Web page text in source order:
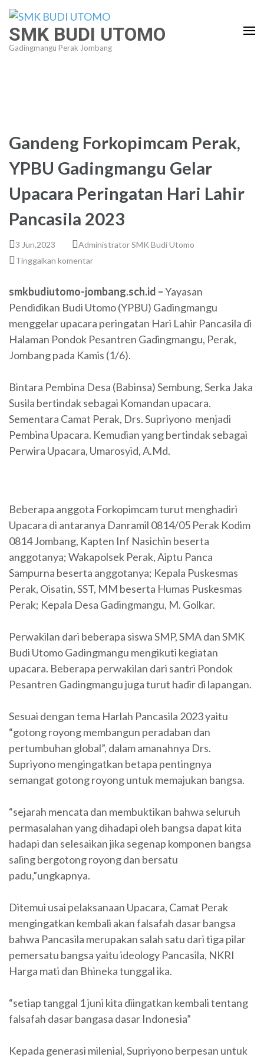
Lompat
konten
(Tekan
SMK BUDI UTOMO
Gadingmangu Perak Jombang
Gandeng Forkopimcam Perak,
YPBU Gadingmangu Gelar
Upacara Peringatan Hari Lahir
Pancasila 2023
3 Jun,2023
Administrator SMK Budi Utomo
Tinggalkan komentar
smkbudiutomo-jombang.sch.id –Yayasan
Pendidikan Budi Utomo (YPBU) Gadingmangu
menggelar upacara peringatan Hari Lahir Pancasila di
Halaman Pondok Pesantren Gadingmangu, Perak,
Jombang pada Kamis (1/6).
Bintara Pembina Desa (Babinsa) Sembung, Serka Jaka
Susila bertindak sebagai Komandan upacara.
Sementara Camat Perak, Drs. Supriyono menjadi
Pembina Upacara. Kemudian yang bertindak sebagai
Perwira Upacara, Umarosyid, A.Md.
Beberapa anggota Forkopimcam turut menghadiri
Upacara di antaranya Danramil 0814/05 Perak Kodim
0814 Jombang, Kapten Inf Nasichin beserta
anggotanya; Wakapolsek Perak, Aiptu Panca
Sampurna beserta anggotanya; Kepala Puskesmas
Perak, Oisatin, SST, MM beserta Humas Puskesmas
Perak; Kepala Desa Gadingmangu, M. Golkar.
Perwakilan dari beberapa siswa SMP, SMA dan SMK
Budi Utomo Gadingmangu mengikuti kegiatan
upacara. Beberapa perwakilan dari santri Pondok
Pesantren Gadingmangu juga turut hadir di lapangan.
Sesuai dengan tema Harlah Pancasila 2023 yaitu
“gotong royong membangun peradaban dan
pertumbuhan global”, dalam amanahnya Drs.
Supriyono mengingatkan betapa pentingnya
semangat gotong royong untuk memajukan bangsa.
“sejarah mencata dan membuktikan bahwa seluruh
permasalahan yang dihadapi oleh bangsa dapat kita
hadapi dan selesaikan jika segenap komponen bangsa
saling bergotong royong dan bersatu
padu,”ungkapnya.
Ditemui usai pelaksanaan Upacara, Camat Perak
mengingatkan kembali akan falsafah dasar bangsa
bahwa Pancasila merupakan salah satu dari tiga pilar
pemersatu bangsa yaitu ideology Pancasila, NKRI
Harga mati dan Bhineka tunggal ika.
“setiap tanggal 1 juni kita diingatkan kembali tentang
falsafah dasar bangasa dasar Indonesia”
Kepada generasi milenial, Supriyono berpesan untuk